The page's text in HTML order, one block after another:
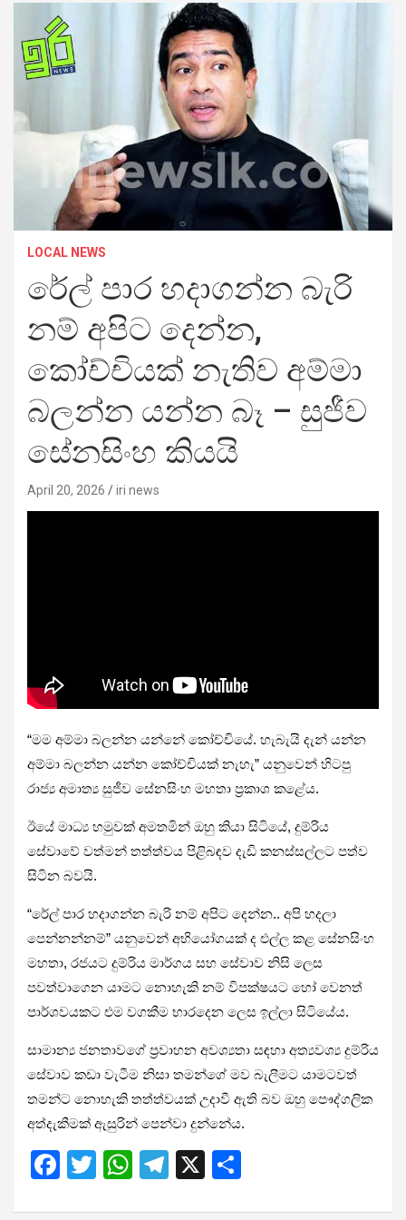
LOCAL NEWS
රේල් පාර හදාගන්න බැරි
නම් අපිට දෙන්න,
කෝච්චියක් නැතිව අම්මා
බලන්න යන්න බෑ – සුජීව
සේනසිංහ කියයි
April 20, 2026 iri news
“මම අම්මා බලන්න යන්නේ කෝච්චියේ. හැබැයි දැන් යන්න
අම්මා බලන්න යන්න කෝච්චියක් නැහැ” යනුවෙන් හිටපු
රාජ්‍ය අමාත්‍ය සුජීව සේනසිංහ මහතා ප්‍රකාශ කළේය.
ඊයේ මාධ්‍ය හමුවක් අමතමින් ඔහු කියා සිටියේ, දුම්රිය
සේවාවේ වත්මන් තත්ත්වය පිළිබඳව දැඩි කනස්සල්ලට පත්ව
සිටින බවයි.
“රේල් පාර හදාගන්න බැරි නම් අපිට දෙන්න.. අපි හදලා
පෙන්නන්නම්” යනුවෙන් අභියෝගයක් ද එල්ල කළ සේනසිංහ
මහතා, රජයට දුම්රිය මාර්ගය සහ සේවාව නිසි ලෙස
පවත්වාගෙන යාමට නොහැකි නම් විපක්ෂයට හෝ වෙනත්
පාර්ශවයකට එම වගකීම භාරදෙන ලෙස ඉල්ලා සිටියේය.
සාමාන්‍ය ජනතාවගේ ප්‍රවාහන අවශ්‍යතා සඳහා අත්‍යවශ්‍ය දුම්රිය
සේවාව කඩා වැටීම නිසා තමන්ගේ මව බැලීමට යාමටවත්
තමන්ට නොහැකි තත්ත්වයක් උදාවී ඇති බව ඔහු පෞද්ගලික
අත්දැකීමක් ඇසුරින් පෙන්වා දුන්නේය.
F
T
W T
X